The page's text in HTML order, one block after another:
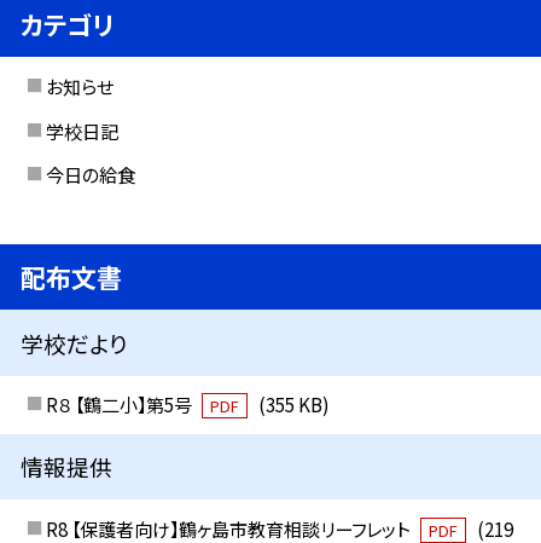
カテゴリ
お知らせ
学校日記
今日の給食
配布文書
学校だより
R８ 【鶴二小】第5号 PDF (355 KB)
情報提供
R8 【保護者向け】鶴ヶ島市教育相談リーフレット PDF
(219